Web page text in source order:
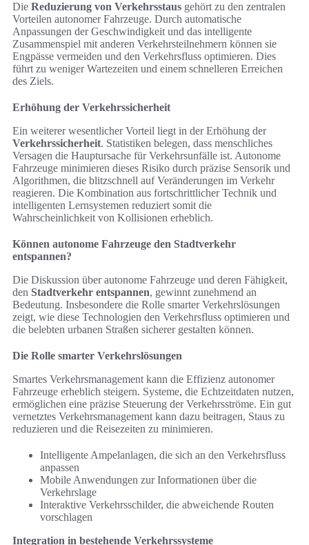
Die Reduzierung von Verkehrsstaus gehört zu den zentralen
Vorteilen autonomer Fahrzeuge. Durch automatische
Anpassungen der Geschwindigkeit und das intelligente
Zusammenspiel mit anderen Verkehrsteilnehmern können sie
Engpässe vermeiden und den Verkehrsfluss optimieren. Dies
führt zu weniger Wartezeiten und einem schnelleren Erreichen
des Ziels.
Erhöhung der Verkehrssicherheit
Ein weiterer wesentlicher Vorteil liegt in der Erhöhung der
Verkehrssicherheit. Statistiken belegen, dass menschliches
Versagen die Hauptursache für Verkehrsunfälle ist. Autonome
Fahrzeuge minimieren dieses Risiko durch präzise Sensorik und
Algorithmen, die blitzschnell auf Veränderungen im Verkehr
reagieren. Die Kombination aus fortschrittlicher Technik und
intelligenten Lernsystemen reduziert somit die
Wahrscheinlichkeit von Kollisionen erheblich.
Können autonome Fahrzeuge den Stadtverkehr
entspannen?
Die Diskussion über autonome Fahrzeuge und deren Fähigkeit,
den Stadtverkehr entspannen, gewinnt zunehmend an
Bedeutung. Insbesondere die Rolle smarter Verkehrslösungen
zeigt, wie diese Technologien den Verkehrsfluss optimieren und
die belebten urbanen Straßen sicherer gestalten können.
Die Rolle smarter Verkehrslösungen
Smartes Verkehrsmanagement kann die Effizienz autonomer
Fahrzeuge erheblich steigern. Systeme, die Echtzeitdaten nutzen,
ermöglichen eine präzise Steuerung der Verkehrsströme. Ein gut
vernetztes Verkehrsmanagement kann dazu beitragen, Staus zu
reduzieren und die Reisezeiten zu minimieren.
Intelligente Ampelanlagen, die sich an den Verkehrsfluss
anpassen
Mobile Anwendungen zur Informationen über die
Verkehrslage
Interaktive Verkehrsschilder, die abweichende Routen
vorschlagen
Integration in bestehende Verkehrssysteme